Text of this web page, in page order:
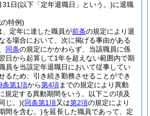
31日(以下「定年退職日」という。)に退職
特例)
、定年に達した職員が前条の規定により退
る場合において、次に掲げる事由がある
同条の規定にかかわらず、当該職員に係
日から起算して1年を超えない範囲内で期
員を当該定年退職日において従事してい
るため、引き続き勤務させることができ
条第1項から第4項までの規定により異動
規定する異動期間をいう。以下この項及
じ。)(同条第1項又は第2項の規定により
間を含む。)を延長した職員であって、定